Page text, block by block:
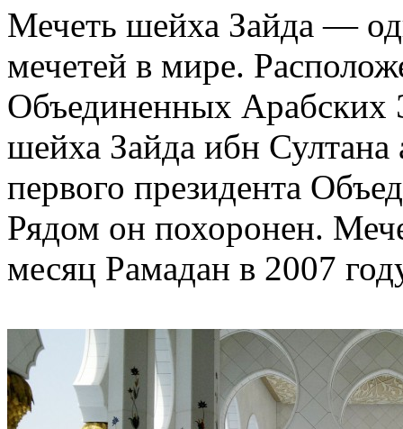
Мечеть шейха Зайда —
мечетей в мире.
Объединенных Арабских
шейха Зайда ибн
первого президента
Рядом он похоронен.
месяц Рамадан в 2007